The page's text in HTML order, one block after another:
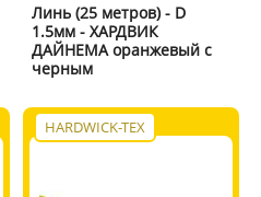
Линь (25 метров) - D
1.5мм - ХАРДВИК
ДАЙНЕМА оранжевый с
черным
HARDWICK-TEX